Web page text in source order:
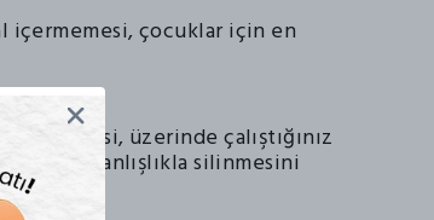
içermemesi, çocuklar için en
Kilit
düğmesi, üzerinde çalıştığınız
yanlışlıkla silinmesini